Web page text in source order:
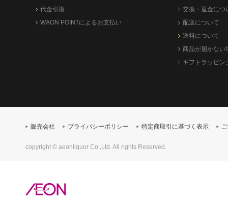
代金引換
WAON POINTによるお支払い
交換・返金につ
配送について
送料について
商品が届かない
ギフトラッピン
販売会社 プライバシーポリシー 特定商取引に基づく表示
copyright © aeonliquor Co.,Ltd. All rights Reserved.